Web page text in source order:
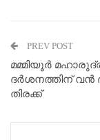
PREV POST
മമ്മിയൂർ
ദർശനത്തിന് വൻ
തിരക്ക്